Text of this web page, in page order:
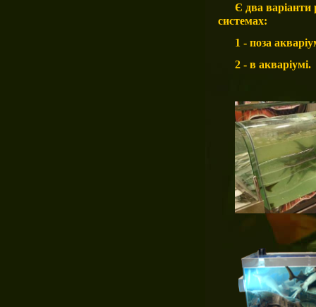
Є два варіанти
системах:
1 - поза
2 - в акваріумі.